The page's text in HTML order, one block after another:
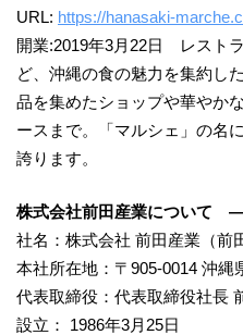
URL: https://hanasaki-
開業:2019年3月22日 レスト
ど、沖縄の食の魅力を集約し
品を集めたショップや華やか
ースまで。「マルシェ」の名
誇ります。
株式会社前田産業について
社名：株式会社 前田産業（前
本社所在地：〒905-0014 沖縄
代表取締役：代表取締役社長
設立： 1986年3月25日